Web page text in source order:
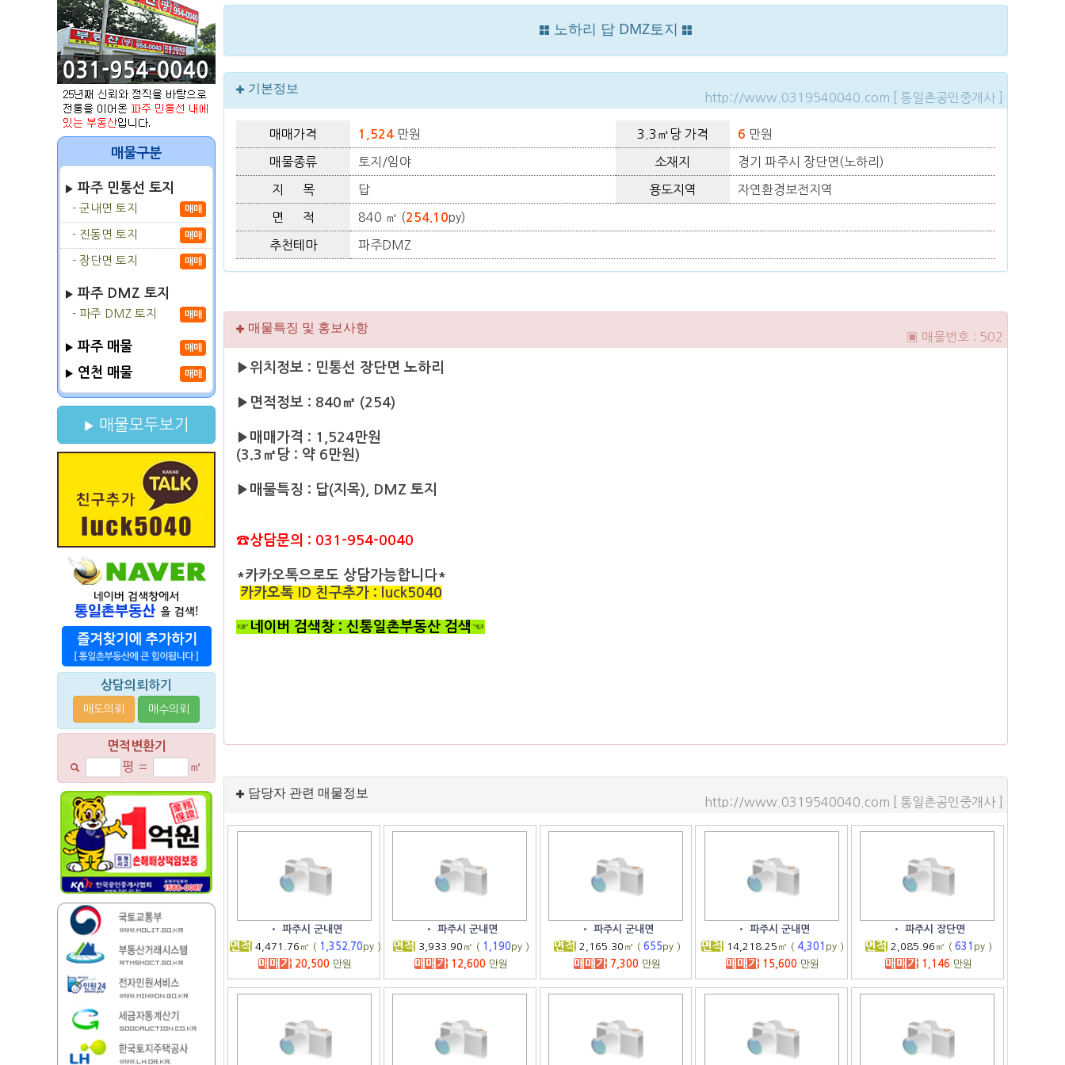
매물구분
파주 민통선 토지
- 군내면 토지 매매
- 진동면 토지 매매
- 장단면 토지 매매
파주 DMZ 토지
- 파주 DMZ 토지 매매
파주 매물 매매
연천 매물 매매
매물모두보기
상담의뢰하기
매도의뢰 매수의뢰
면적변환기
평 = ㎡
노하리 답 DMZ토지
기본정보
http://www.0319540040.com [ 통일촌공인중개사 ]
매매가격 1,524만원 3.3㎡당 가격 6 만원
매물종류 토지/임야 소재지 경기 파주시 장단면(노하리)
지 목 답 용도지역 자연환경보전지역
면 적 840 ㎡ (254.10py)
추천테마 파주DMZ
매물특징 및 홍보사항
▣ 매물번호 : 502
▶위치정보 : 민통선 장단면 노하리
▶면적정보 : 840㎡ (254)
▶매매가격 : 1,524만원
(3.3㎡당 : 약 6만원)
▶매물특징 : 답(지목), DMZ 토지
☎상담문의 : 031-954-0040
*카카오톡으로도 상담가능합니다*
카카오톡 ID 친구추가 : luck5040
☞네이버 검색창 : 신통일촌부동산 검색☜
담당자 관련 매물정보
http://www.0319540040.com [ 통일촌공인중개사 ]
• 파주시 군내면
면적 4,471.76 ㎡ ( 1,352.70py )
매매가 20,500 만원
•파주시 군내면
면적 3,933.90 ㎡ ( 1,190py )
매매가 12,600만원
• 파주시 군내면
면적 2,165.30 ㎡ ( 655py )
매매가 7,300만원
• 파주시 군내면
면적 14,218.25 ㎡ ( 4,301 py )
매매가 15,600 만원
•파주시 장단면
면적 2,085.96 ㎡ ( 631 py )
매매가 1,146 만원